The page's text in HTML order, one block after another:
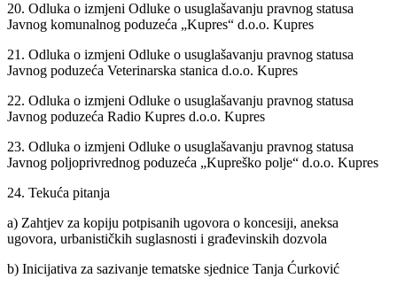
20. Odluka o izmjeni Odluke o usuglašavanju pravnog statusa
Javnog komunalnog poduzeća „Kupres“ d.o.o. Kupres
21. Odluka o izmjeni Odluke o usuglašavanju pravnog statusa
Javnog poduzeća Veterinarska stanica d.o.o. Kupres
22. Odluka o izmjeni Odluke o usuglašavanju pravnog statusa
Javnog poduzeća Radio Kupres d.o.o. Kupres
23. Odluka o izmjeni Odluke o usuglašavanju pravnog statusa
Javnog poljoprivrednog poduzeća „Kupreško polje“ d.o.o. Kupres
24. Tekuća pitanja
a) Zahtjev za kopiju potpisanih ugovora o koncesiji, aneksa
ugovora, urbanističkih suglasnosti i građevinskih dozvola
b) Inicijativa za sazivanje tematske sjednice Tanja Ćurković